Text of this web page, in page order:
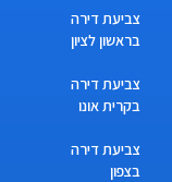
צביעת דירה
בראשון לציון
צביעת דירה
בקרית אונו
צביעת דירה
בצפון